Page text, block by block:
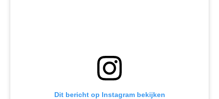
Dit bericht op Instagram bekijken